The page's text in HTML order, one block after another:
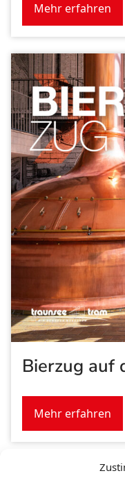
Mehr erfahren
Bierzug auf
Mehr erfahren